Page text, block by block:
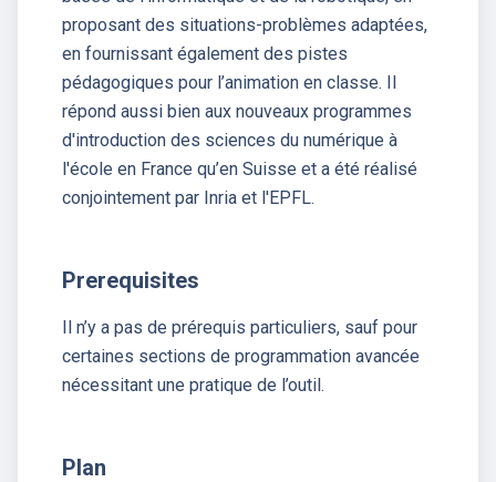
proposant des situations-problèmes adaptées,
en fournissant également des pistes
pédagogiques pour l’animation en classe. Il
répond aussi bien aux nouveaux programmes
d'introduction des sciences du numérique à
l'école en France qu’en Suisse et a été réalisé
conjointement par Inria et l'EPFL.
Prerequisites
Il n’y a pas de prérequis particuliers, sauf pour
certaines sections de programmation avancée
nécessitant une pratique de l’outil.
Plan